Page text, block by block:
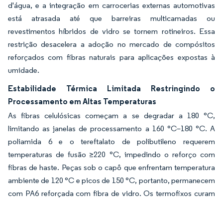
d'água, e a integração em carrocerias externas automotivas
está atrasada até que barreiras multicamadas ou
revestimentos híbridos de vidro se tornem rotineiros. Essa
restrição desacelera a adoção no mercado de compósitos
reforçados com fibras naturais para aplicações expostas à
umidade.
Estabilidade Térmica Limitada Restringindo o
Processamento em Altas Temperaturas
As fibras celulósicas começam a se degradar a 180 °C,
limitando as janelas de processamento a 160 °C–180 °C. A
poliamida 6 e o tereftalato de polibutileno requerem
temperaturas de fusão ≥220 °C, impedindo o reforço com
fibras de haste. Peças sob o capô que enfrentam temperatura
ambiente de 120 °C e picos de 150 °C, portanto, permanecem
com PA6 reforçada com fibra de vidro. Os termofixos curam